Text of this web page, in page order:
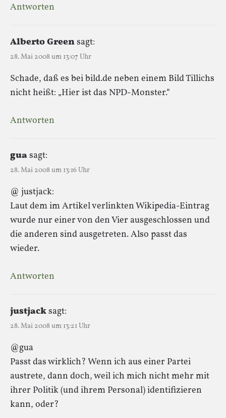
Antworten
Alberto Greensagt:
28. Mai 2008 um 13:07 Uhr
Schade, daß es bei bild.de neben einem Bild Tillichs
nicht heißt: „Hier ist das NPD-Monster.“
Antworten
guasagt:
28. Mai 2008 um 13:16 Uhr
@ justjack:
Laut dem im Artikel verlinkten Wikipedia-Eintrag
wurde nur einer von den Vier ausgeschlossen und
die anderen sind ausgetreten. Also passt das
wieder.
Antworten
justjacksagt:
28. Mai 2008 um 13:21 Uhr
@gua
Passt das wirklich? Wenn ich aus einer Partei
austrete, dann doch, weil ich mich nicht mehr mit
ihrer Politik (und ihrem Personal) identifizieren
kann, oder?